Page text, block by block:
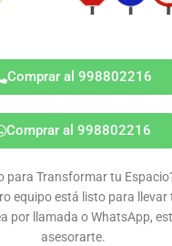
Comprar al 998802216
Comprar al 998802216
para Transformar tu
equipo está listo para
por llamada o WhatsApp,
asesorarte.